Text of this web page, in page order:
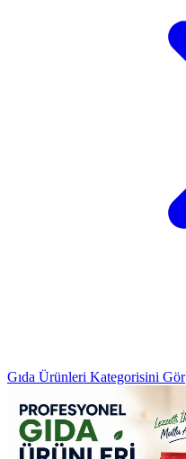
Gıda Ürünleri Kategorisini Gör